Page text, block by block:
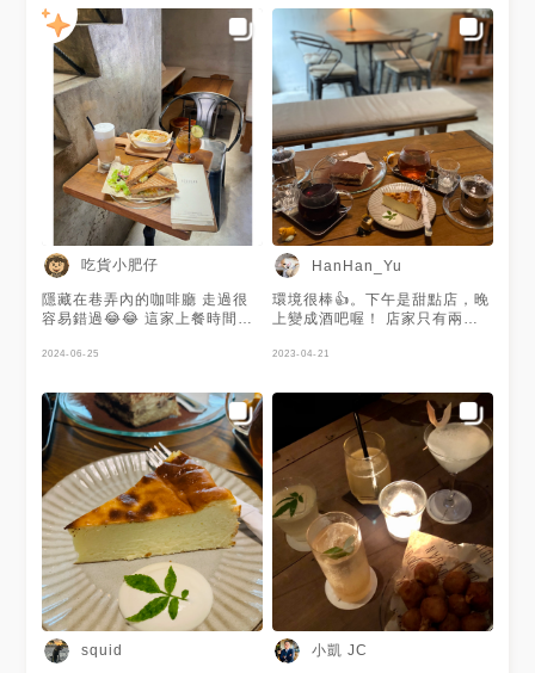
的綠色隧道，映入眼簾的是偌大
的庭院和二層樓的老屋。 西西
里咖啡 柚香氣泡 檸檬磅蛋糕 提
拉米蘇 安靜沁涼的室內空間光
線因為庭院大樹遮擋，忽明忽
暗，開放式的調酒吧檯放滿各式
酒類，有種清邁小酒館的感覺。
西西里咖啡檸檬糖漿加的多，咖
啡的香氣和特色消失的無形，但
入口尾韻留下的澀感不確定是咖
啡還是檸檬留下的。柚香氣泡明
顯好喝很多，甜味適中，加上檸
檬香氣，清爽好喝。 提拉米蘇
號稱酒精濃度超標，實際入口的
酒味不明顯，冷藏時間不足和過
量的Mascarpone 吃起來帶著
油膩口感，好險表層的可可粉足
留太久。濕軟的咖啡過度浸泡的
有點可怕。 檸檬磅蛋糕看起來
顆粒又大又乾，入口卻是潮濕的
檸檬香氣濃郁口感，用力用舌頭
抿一下就能讓蛋糕體消失不見，
留下檸檬糖霜香氣，帶著顆粒感
的糖霜，味道酸甜清香，很喜
歡。 很喜歡店內設計的風格，
帶點陽光透過樹葉的光線，不明
亮但很舒適。 Info. 後院
Houyuan 雲林縣虎尾鎮忠孝路
2號 1030-1800 1930-0100 #
雲林美食 #雲林虎尾 #虎尾美食
#虎尾咖啡廳 #後院houyuan #
餐酒館 #咖啡廳 #雲林老屋咖啡
#西西里咖啡 #tiramisu #檸檬
60元 一日最高收費300元
吃貨小肥仔
隱藏在巷弄內的咖啡廳 走過很
容易錯過😂😂 這家上餐時間偏
實在 起司像瀑布一樣多 味道還
不澀💯💯 #虎尾美食
2024-06-25
HanHan_Yu
環境很棒👍。下午是甜點店，晚
上變成酒吧喔！ 店家只有兩種
得贏過外面很多了） 提拉米蘇
所以櫃檯才寫說是大人口味！
⚠️附近比較不好停車要找一下 ⚠️
店家門口比較隱密要稍微找一下
（在兩棟餐廳的中間） ⚠️提拉
米蘇一定要點
2023-04-21
squid 小凱 JC